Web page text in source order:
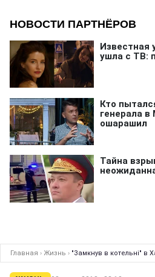
Главная › Жизнь › "Замкнув в котельні" в